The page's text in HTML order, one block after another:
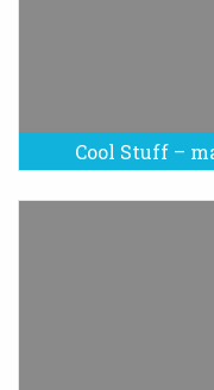
Cool Stuff –